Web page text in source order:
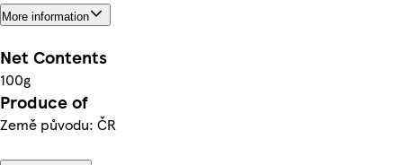
More information
Net Contents
100g
Produce of
Země původu: ČR